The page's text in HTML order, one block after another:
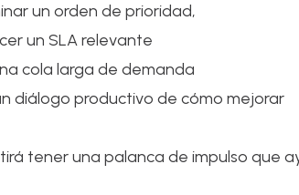
un orden de prioridad,
un SLA relevante
cola larga de demanda
diálogo productivo de cómo mejorar
tener una palanca de impulso que